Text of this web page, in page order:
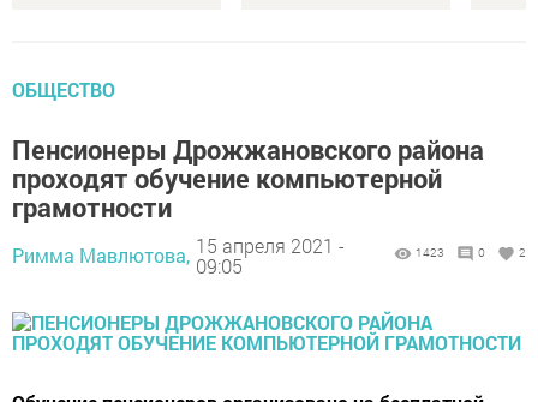
ОБЩЕСТВО
Пенсионеры Дрожжановского района
проходят обучение компьютерной
грамотности
Римма Мавлютова, 15 апреля 2021 -
09:05
1423 0 2